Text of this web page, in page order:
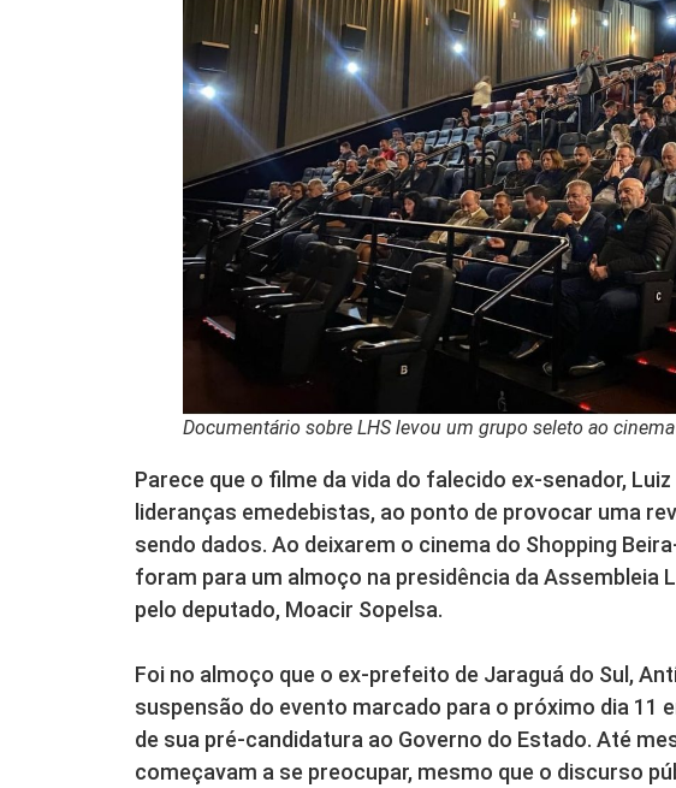
Documentário sobre LHS levou um grupo seleto ao cinema
Parece que o filme da vida do falecido ex-senador,
lideranças emedebistas, ao ponto de provocar uma
sendo dados. Ao deixarem o cinema do Shopping
foram para um almoço na presidência da Assembleia
pelo deputado, Moacir Sopelsa.
Foi no almoço que o ex-prefeito de Jaraguá do Sul,
suspensão do evento marcado para o próximo dia 11
de sua pré-candidatura ao Governo do Estado. Até
começavam a se preocupar, mesmo que o discurso